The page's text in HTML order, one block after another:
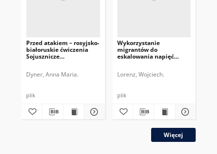
Przed atakiem – rosyjsko-
białoruskie ćwiczenia
Sojusznicze
Dyner, Anna Maria.
plik
Wykorzystanie
migrantów do
eskalowania napięć
dla NATO
Lorenz, Wojciech.
plik
Więcej